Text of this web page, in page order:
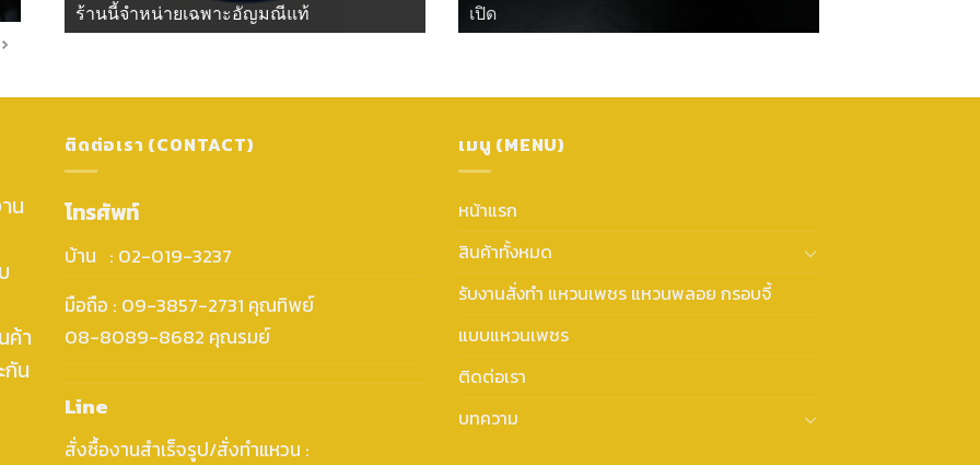
ร้านนี้จำหน่ายเฉพาะอัญมณีแท้
เปิด
น
ค้า
น
ติดต่อเรา (CONTACT)
โทรศัพท์
บ้าน : 02-019-3237
มือถือ : 09-3857-2731 คุณทิพย์
08-8089-8682 คุณรมย์
Line
สั่งซื้องานสำเร็จรูป/สั่งทำแหวน :
เมนู (MENU)
หน้าแรก
สินค้าทั้งหมด
รับงานสั่งทำ แหวนเพชร แหวนพลอย กรอบจี้
แบบแหวนเพชร
ติดต่อเรา
บทความ